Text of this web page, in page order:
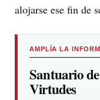
alojarse ese fin de
AMPLÍA LA
Santuario
Virtudes